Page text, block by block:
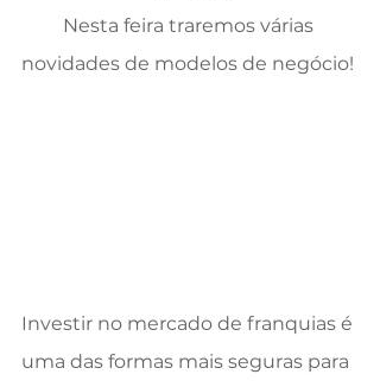
Nesta feira traremos várias
novidades de modelos de negócio!
Investir no mercado de franquias é
uma das formas mais seguras para